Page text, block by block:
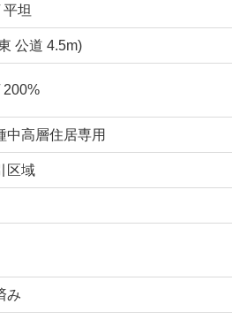
坦
公道 4.5m)
200%
中高層住居専用
区域
み